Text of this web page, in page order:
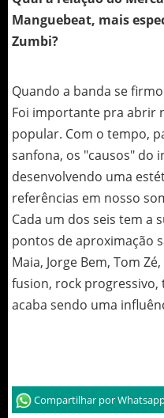
Manguebeat, mais
Zumbi?
Quando a banda se
Foi importante pra abrir
popular. Com o tempo,
sanfona, os "causos" do
desenvolvendo uma
referências em nosso
Cada um dos seis tem a
pontos de aproximação
Maia, Jorge Bem, Tom
fusion, rock progressivo,
acaba sendo uma
Compartilhar por